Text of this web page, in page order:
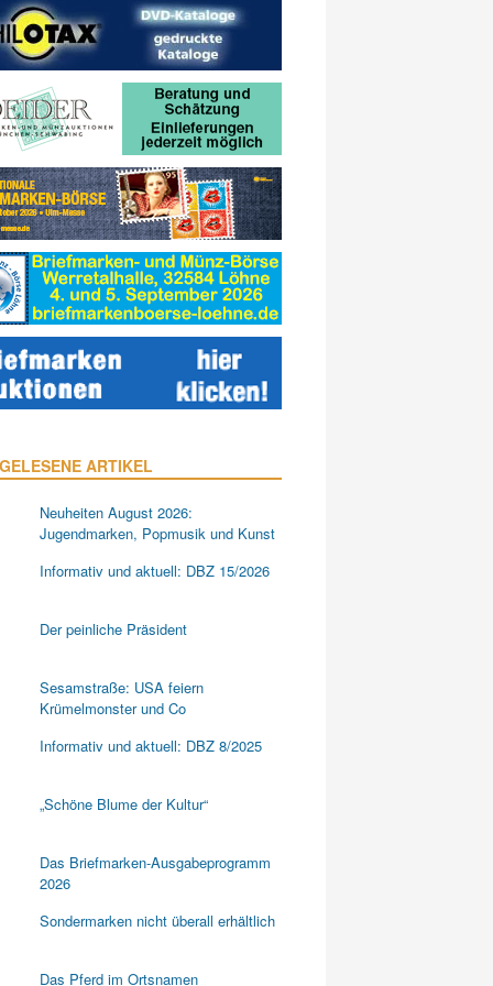
ARTIKEL
Neuheiten August 2026:
Jugendmarken, Popmusik und Kunst
Informativ und aktuell: DBZ 15/2026
Der peinliche Präsident
Sesamstraße: USA feiern
Krümelmonster und Co
Informativ und aktuell: DBZ 8/2025
„Schöne Blume der Kultur“
Das Briefmarken-Ausgabeprogramm
2026
Sondermarken nicht überall erhältlich
Das Pferd im Ortsnamen